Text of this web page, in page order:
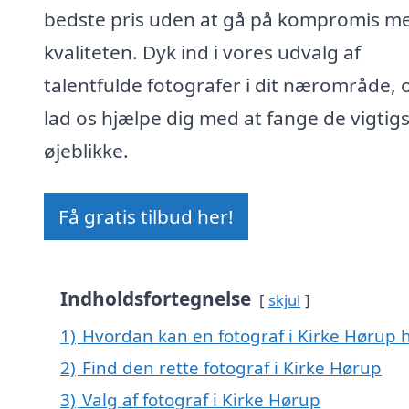
bedste pris uden at gå på kompromis
kvaliteten. Dyk ind i vores udvalg af
talentfulde fotografer i dit nærområde,
lad os hjælpe dig med at fange de
øjeblikke.
Få gratis tilbud her!
Indholdsfortegnelse skjul
1) Hvordan kan en fotograf i Kirke Hørup
2) Find den rette fotograf i Kirke Hørup
3) Valg af fotograf i Kirke Hørup